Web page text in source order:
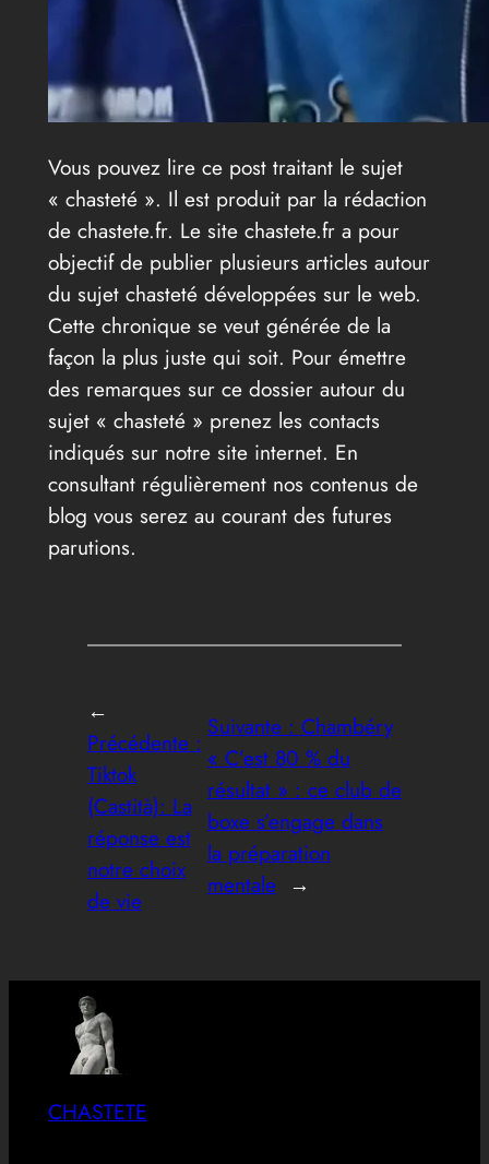
Vous pouvez lire ce post traitant le sujet
« chasteté ». Il est produit par la rédaction
de chastete.fr. Le site chastete.fr a pour
objectif de publier plusieurs articles autour
du sujet chasteté développées sur le web.
Cette chronique se veut générée de la
façon la plus juste qui soit. Pour émettre
des remarques sur ce dossier autour du
sujet « chasteté » prenez les contacts
indiqués sur notre site internet. En
consultant régulièrement nos contenus de
blog vous serez au courant des futures
parutions.
←
Précédente :
Tiktok
(Castità): La
réponse est
notre choix
de vie
Suivante : Chambéry
« C’est 80 % du
résultat » : ce club de
boxe s’engage dans
la préparation
mentale →
CHASTETE